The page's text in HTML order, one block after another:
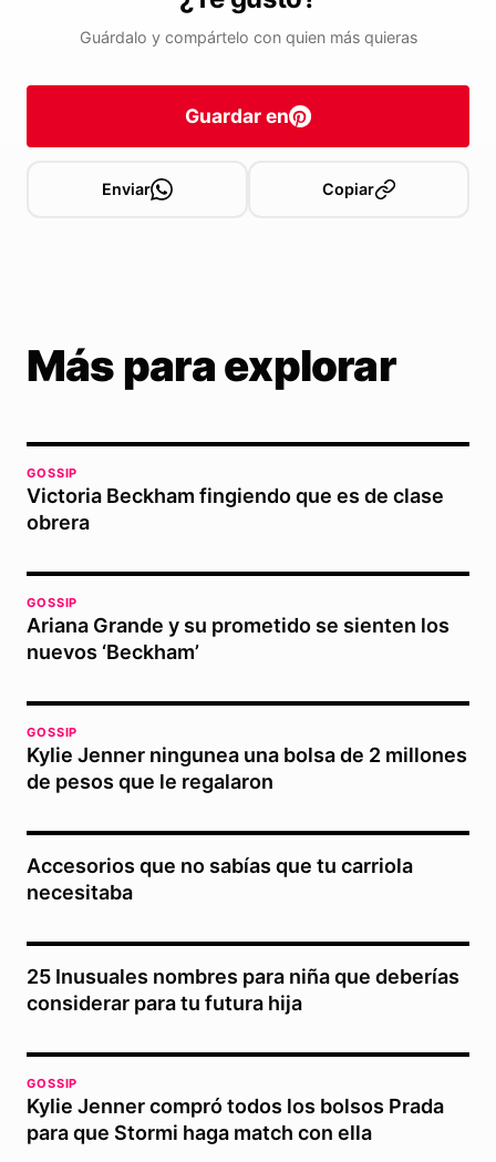
Guárdalo y compártelo con quien más quieras
Guardar en
Enviar Copiar
Más para explorar
GOSSIP
Victoria Beckham fingiendo que es de clase
obrera
GOSSIP
Ariana Grande y su prometido se sienten los
nuevos ‘Beckham’
GOSSIP
Kylie Jenner ningunea una bolsa de 2 millones
de pesos que le regalaron
Accesorios que no sabías que tu carriola
necesitaba
25 Inusuales nombres para niña que deberías
considerar para tu futura hija
GOSSIP
Kylie Jenner compró todos los bolsos Prada
para que Stormi haga match con ella